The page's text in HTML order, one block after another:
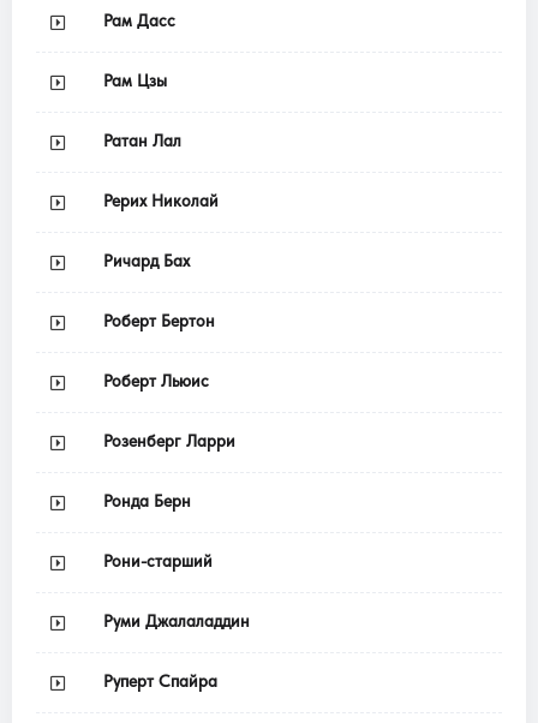
Рам Дасс
Рам Цзы
Ратан Лал
Рерих Николай
Ричард Бах
Роберт Бертон
Роберт Льюис
Розенберг Ларри
Ронда Берн
Рони-старший
Руми Джалаладдин
Руперт Спайра